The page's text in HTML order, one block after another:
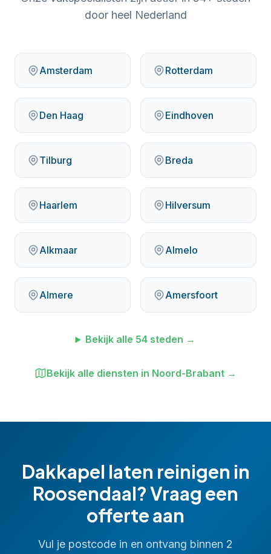
door heel Nederland
Amsterdam Rotterdam
Den Haag Eindhoven
Tilburg Breda
Haarlem Hilversum
Alkmaar Almelo
Almere Amersfoort
Bekijk alle 54 steden →
Bekijk alle diensten in Noord-Brabant →
Dakkapel laten reinigen in
Roosendaal? Vraag een
offerte aan
Vul je postcode in en ontvang binnen 2